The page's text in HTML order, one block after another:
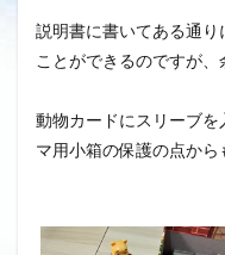
説明書に書いてある通
ことができるのですが、
動物カードにスリーブ
マ用小箱の保護の点から